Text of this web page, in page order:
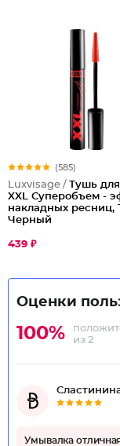
(585)
Luxvisage / Тушь
XXL Суперобъем -
накладных ресниц,
Черный
439 ₽
Оценки
100%
из 2
Умывалка